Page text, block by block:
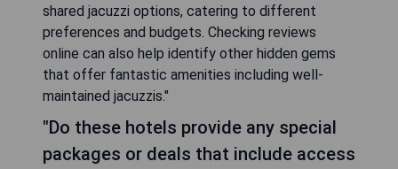
shared jacuzzi options, catering to different
preferences and budgets. Checking reviews
online can also help identify other hidden gems
that offer fantastic amenities including well-
maintained jacuzzis."
"Do these hotels provide any special
packages or deals that include access